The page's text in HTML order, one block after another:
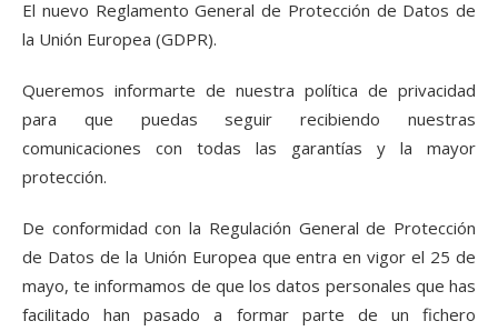
El nuevo Reglamento General de Protección de Datos de
la Unión Europea (GDPR).
Queremos informarte de nuestra política de privacidad
para que puedas seguir recibiendo nuestras
comunicaciones con todas las garantías y la mayor
protección.
De conformidad con la Regulación General de Protección
de Datos de la Unión Europea que entra en vigor el 25 de
mayo, te informamos de que los datos personales que has
facilitado han pasado a formar parte de un fichero